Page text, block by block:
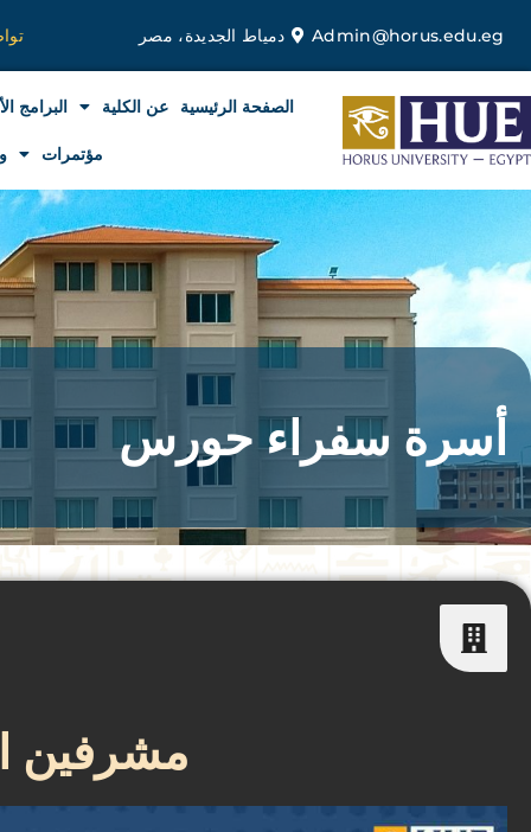
المحتوى
Admin@horus.edu.eg دمياط الجديدة، مصر
الصفحة الرئيسية عن الكلية البرامج
مؤتمرات
أسرة سفراء حورس
مشرفين